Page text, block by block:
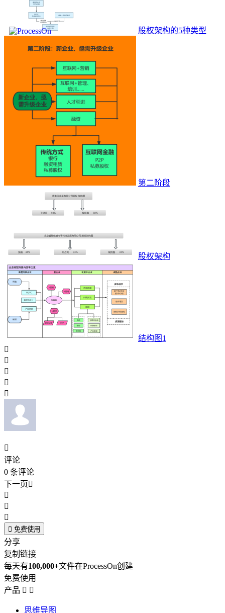
股权架构的5种类型
第二阶段
股权架构
结构图1






评论
0 条评论
下一页



 免费使用
分享
复制链接
每天有100,000+文件在ProcessOn创建
免费使用
产品  
思维导图